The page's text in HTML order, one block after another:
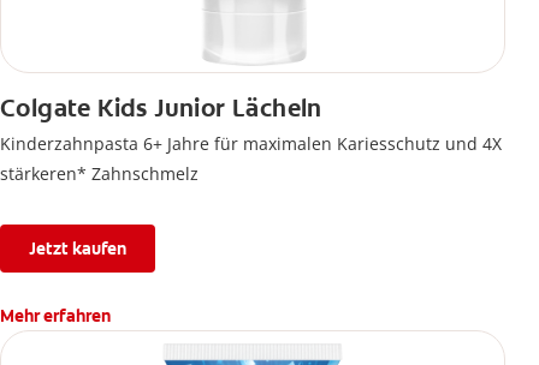
Colgate Kids Junior Lächeln
Kinderzahnpasta 6+ Jahre für maximalen Kariesschutz und 4X
stärkeren* Zahnschmelz
Jetzt kaufen
Mehr erfahren